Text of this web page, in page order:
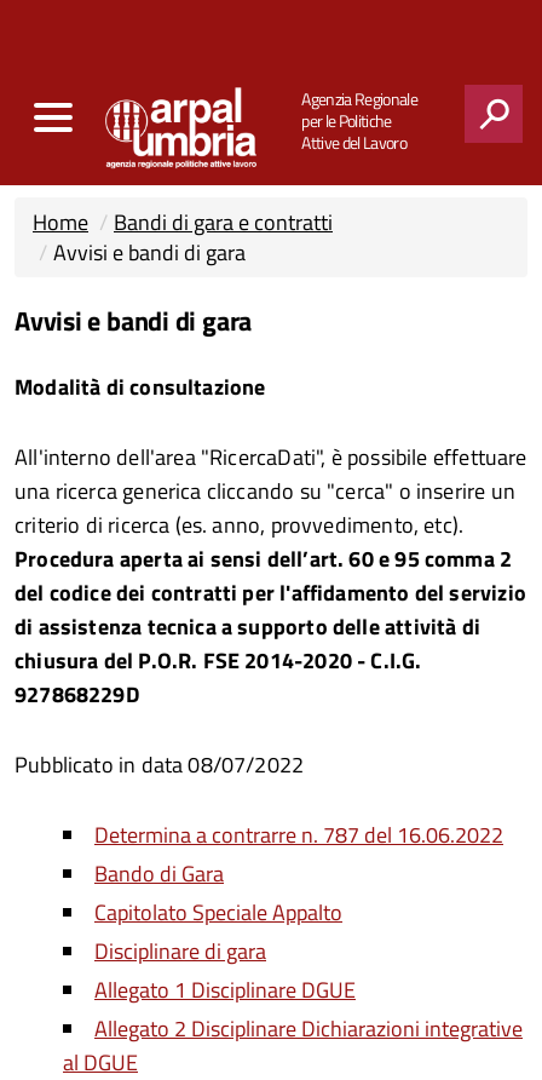
Agenzia Regionale
per le Politiche
Attive del Lavoro
Home
Bandi di gara e contratti
Avvisi e bandi di gara
Avvisi e bandi di gara
Modalità di consultazione
All'interno dell'area "RicercaDati", è possibile effettuare
una ricerca generica cliccando su "cerca" o inserire un
criterio di ricerca (es. anno, provvedimento, etc).
Procedura aperta ai sensi dell’art. 60 e 95 comma 2
del codice dei contratti per l'affidamento del servizio
di assistenza tecnica a supporto delle attività di
chiusura del P.O.R. FSE 2014-2020 - C.I.G.
927868229D
Pubblicato in data 08/07/2022
Determina a contrarre n. 787 del 16.06.2022
Bando di Gara
Capitolato Speciale Appalto
Disciplinare di gara
Allegato 1 Disciplinare DGUE
Allegato 2 Disciplinare Dichiarazioni integrative
al DGUE